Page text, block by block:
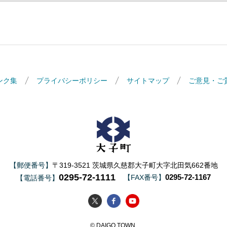
ク集 プライバシーポリシー サイトマップ ご意見・ご
【郵便番号】 〒319-3521 茨城県久慈郡大子町大字北田気662番地
【電話番号】 0295-72-1111 【FAX番号】 0295-72-1167
大子町Twitter
大子町Facebook
大子町YouTube
© DAIGO TOWN.